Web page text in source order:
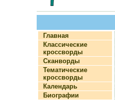
Главная
Классические
кроссворды
Сканворды
Тематические
кроссворды
Календарь
Биографии